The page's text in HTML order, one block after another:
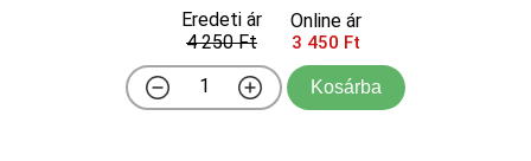
Eredeti ár
4 250 Ft
Online ár
3 450 Ft
Kosárba